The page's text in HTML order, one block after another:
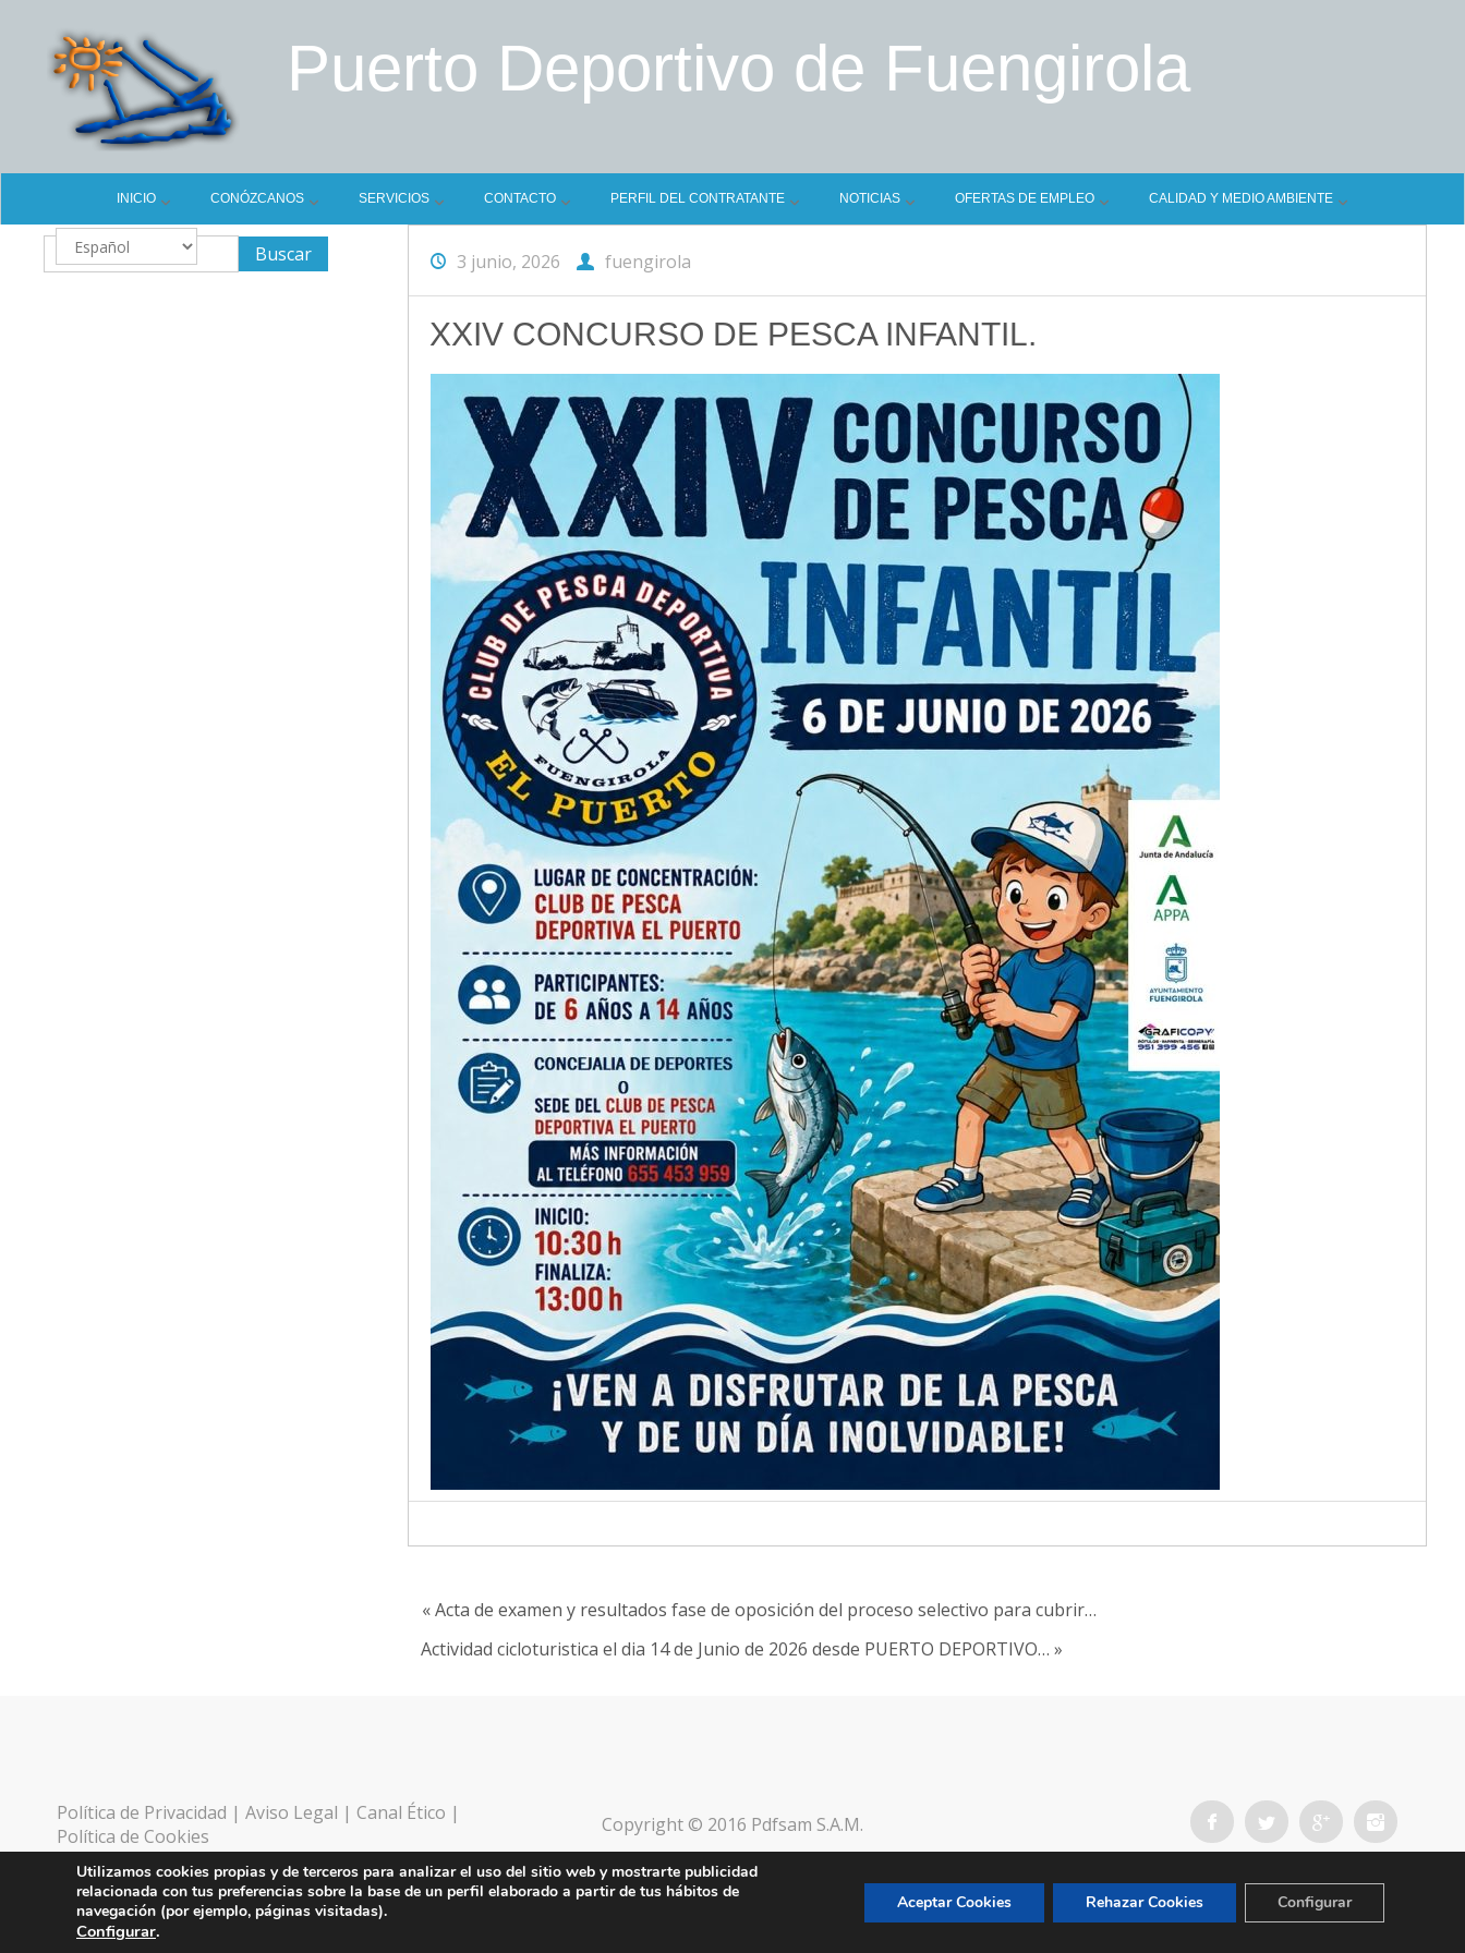
Puerto Deportivo de Fuengirola
Elegir
un
INICIO CONÓZCANOS SERVICIOS CONTACTO PERFIL DEL CONTRATANTE NOTICIAS OFERTAS DE EMPLEO CALIDAD Y MEDIO AMBIENTE
3 junio, 2026 fuengirola
XXIV CONCURSO DE PESCA INFANTIL.
« Acta de examen y resultados fase de oposición del proceso selectivo para cubrir…
Actividad cicloturistica el dia 14 de Junio de 2026 desde PUERTO DEPORTIVO… »
Política de Privacidad | Aviso Legal | Canal Ético |
Política de Cookies
Copyright © 2016 Pdfsam S.A.M.
Utilizamos cookies propias y de terceros para analizar el uso del sitio web y mostrarte publicidad
relacionada con tus preferencias sobre la base de un perfil elaborado a partir de tus hábitos de
navegación (por ejemplo, páginas visitadas).
Configurar.
Aceptar Cookies Rehazar Cookies Configurar